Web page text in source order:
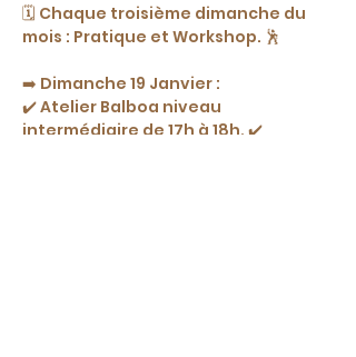
🗓️ Chaque troisième dimanche du
mois : Pratique et Workshop. 🕺
➡️ Dimanche 19 Janvier :
✔️ Atelier Balboa niveau
intermédiaire de 17h à 18h. ✔️